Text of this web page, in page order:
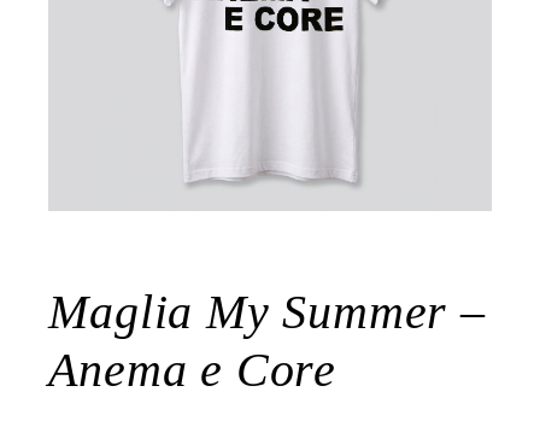
Maglia My Summer –
Anema e Core